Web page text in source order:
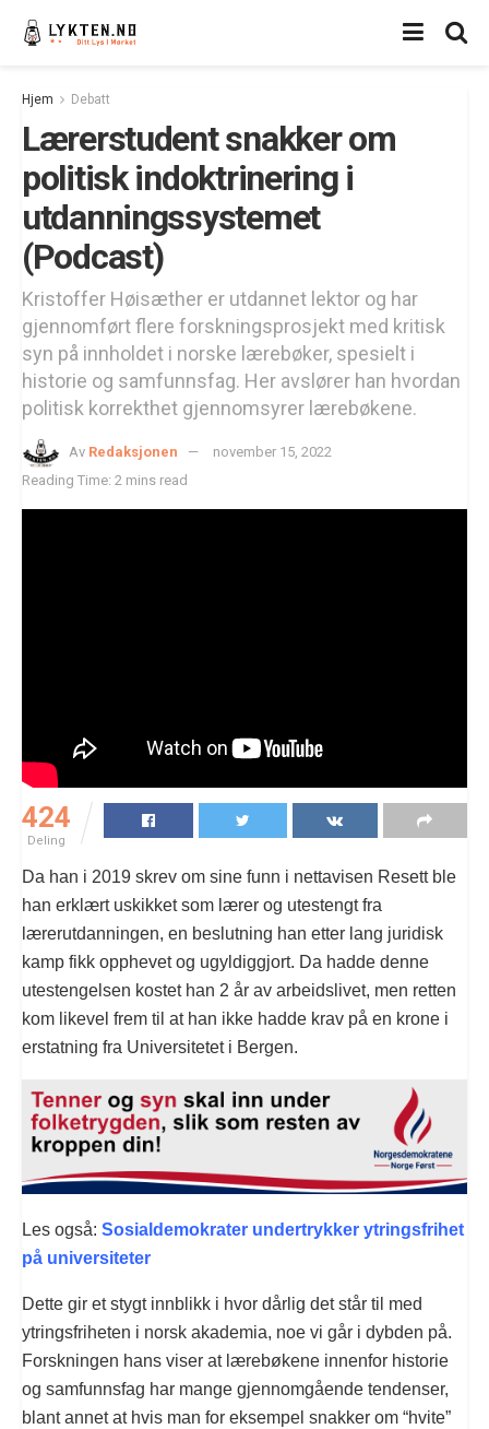
Hjem Debatt
Lærerstudent snakker om
politisk indoktrinering i
utdanningssystemet
(Podcast)
Kristoffer Høisæther er utdannet lektor og har
gjennomført flere forskningsprosjekt med kritisk
syn på innholdet i norske lærebøker, spesielt i
historie og samfunnsfag. Her avslører han hvordan
politisk korrekthet gjennomsyrer lærebøkene.
Av Redaksjonen
november 15, 2022
Reading Time: 2 mins read
424
Deling
Da han i 2019 skrev om sine funn i nettavisen Resett ble
han erklært uskikket som lærer og utestengt fra
lærerutdanningen, en beslutning han etter lang juridisk
kamp fikk opphevet og ugyldiggjort. Da hadde denne
utestengelsen kostet han 2 år av arbeidslivet, men retten
kom likevel frem til at han ikke hadde krav på en krone i
erstatning fra Universitetet i Bergen.
Les også: Sosialdemokrater undertrykker ytringsfrihet
på universiteter
Dette gir et stygt innblikk i hvor dårlig det står til med
ytringsfriheten i norsk akademia, noe vi går i dybden på.
Forskningen hans viser at lærebøkene innenfor historie
og samfunnsfag har mange gjennomgående tendenser,
blant annet at hvis man for eksempel snakker om “hvite”